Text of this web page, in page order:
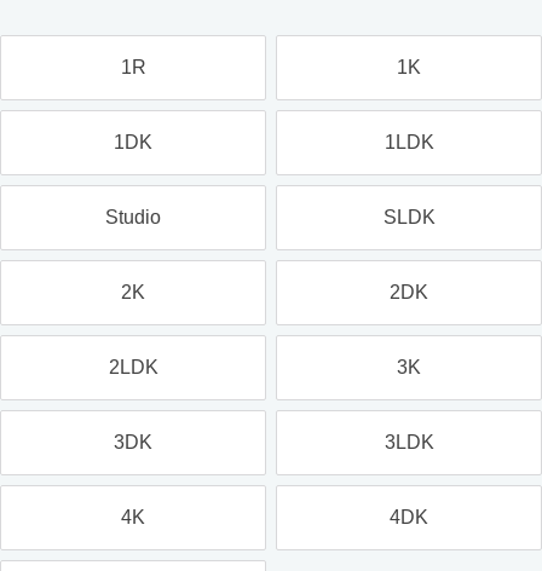
1R 1K
1DK 1LDK
Studio SLDK
2K 2DK
2LDK 3K
3DK 3LDK
4K 4DK